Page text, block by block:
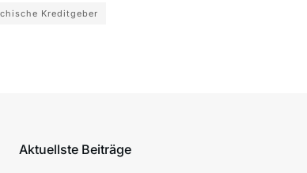
Kreditgeber
Aktuellste Beiträge